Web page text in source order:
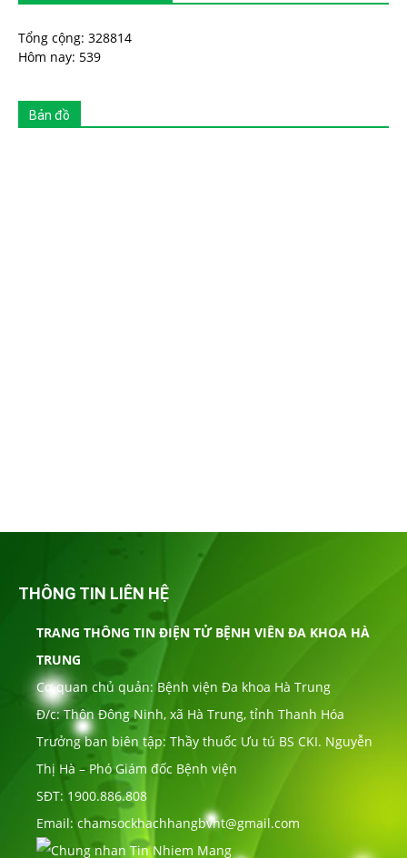
Tổng cộng: 328814
Hôm nay: 539
Bản đồ
THÔNG TIN LIÊN HỆ
TRANG THÔNG TIN ĐIỆN TỬ BỆNH VIÊN ĐA KHOA HÀ
TRUNG
Cơ quan chủ quản: Bệnh viện Đa khoa Hà Trung
Đ/c: Thôn Đông Ninh, xã Hà Trung, tỉnh Thanh Hóa
Trưởng ban biên tập: Thầy thuốc Ưu tú BS CKI. Nguyễn
Thị Hà – Phó Giám đốc Bệnh viện
SĐT: 1900.886.808
Email: chamsockhachhangbvht@gmail.com